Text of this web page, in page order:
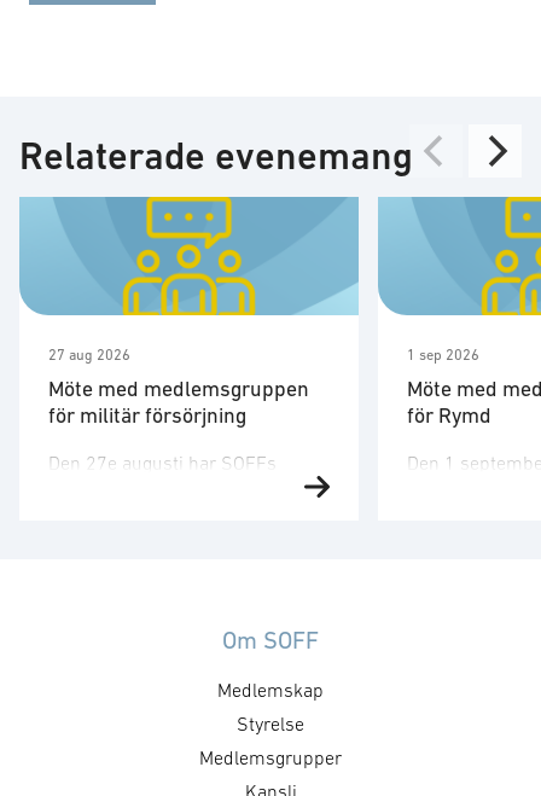
Relaterade evenemang
27 aug 2026
Möte med medlemsgruppen
för militär försörjning
Den 27e augusti har SOFFs
rör upphandling, försörjningssäkerhet och
tonvikt på samverkan med FMV
och Försvarsmakten. Gruppen
behandlar både nuvarande och
1 sep 2026
Möte med
för Rymd
Den 1
Om SOFF
Medlemskap
Styrelse
Medlemsgrupper